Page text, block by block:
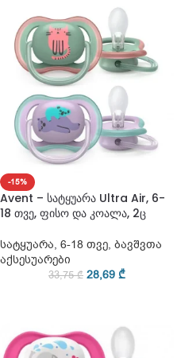
-15%
Avent – სატყუარა Ultra Air, 6-
18 თვე, ფისო და კოალა, 2ც
სატყუარა, 6-18 თვე, ბავშვთა
აქსესუარები
33,75₾ 28,69 ₾